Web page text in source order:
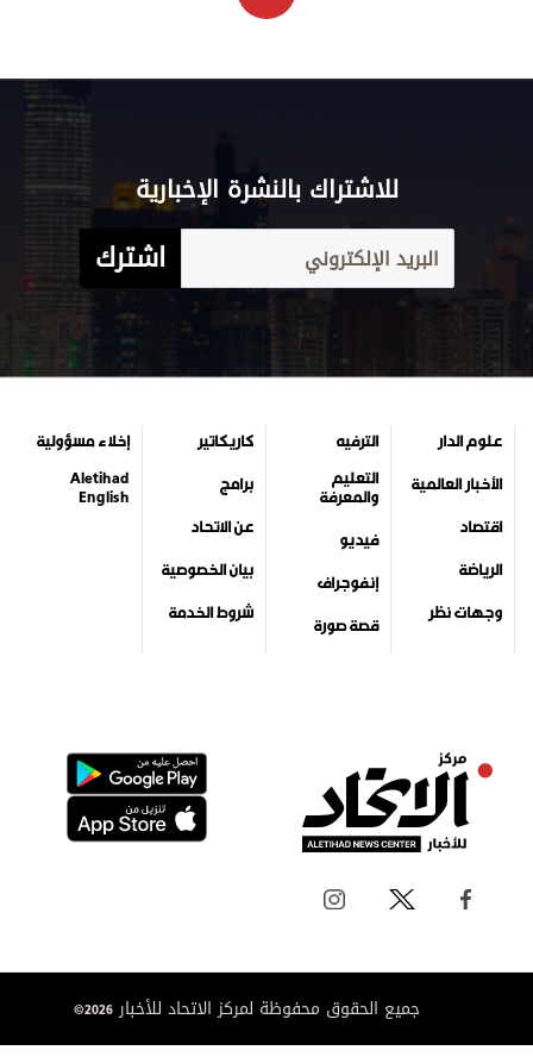
للاشتراك بالنشرة الإخبارية
اشترك
علوم الدار
الأخبار العالمية
اقتصاد
الرياضة
وجهات نظر
الترفيه
التعليم
والمعرفة
فيديو
إنفوجراف
قصة صورة
كاريكاتير
برامج
عن الاتحاد
بيان الخصوصية
شروط الخدمة
إخلاء مسؤولية
Aletihad
English
جميع الحقوق محفوظة لمركز الاتحاد للأخبار 2026©